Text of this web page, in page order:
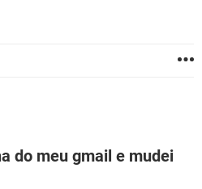
do meu gmail e mudei